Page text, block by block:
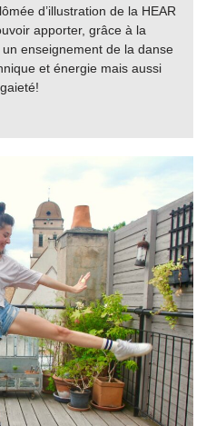
d’illustration de la HEAR
apporter, grâce à la
enseignement de la danse
et énergie mais aussi